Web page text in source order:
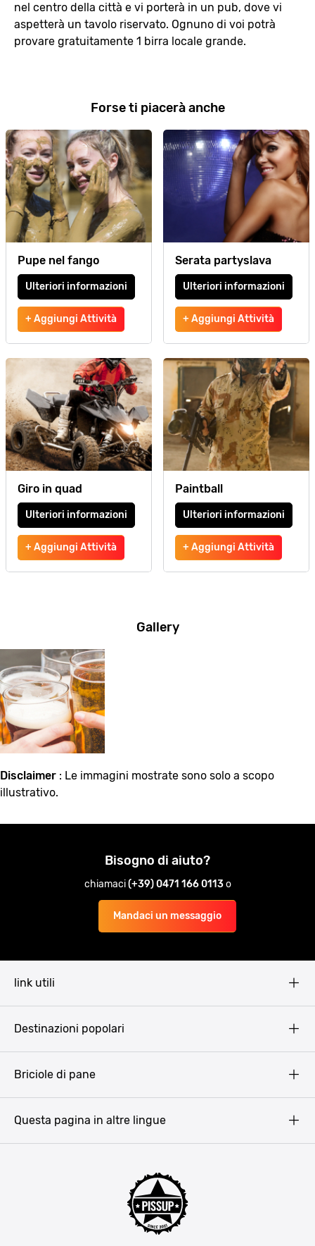
nel centro della città e vi porterà in un pub, dove vi
aspetterà un tavolo riservato. Ognuno di voi potrà
provare gratuitamente 1 birra locale grande.
Forse ti piacerà anche
Pupe nel fango
Ulteriori informazioni
+ Aggiungi Attività
Serata partyslava
Ulteriori informazioni
+ Aggiungi Attività
Giro in quad
Ulteriori informazioni
+ Aggiungi Attività
Paintball
Ulteriori informazioni
+ Aggiungi Attività
Gallery
Disclaimer : Le immagini mostrate sono solo a scopo
illustrativo.
Bisogno di aiuto?
chiamaci(+39) 0471 166 0113o
Mandaci un messaggio
link utili
Destinazioni popolari
Bucarest
Briciole di pane
Questa pagina in altre lingue